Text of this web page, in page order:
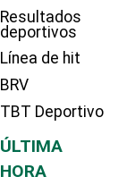
Resultados
deportivos
Línea de hit
BRV
TBT Deportivo
ÚLTIMA
HORA